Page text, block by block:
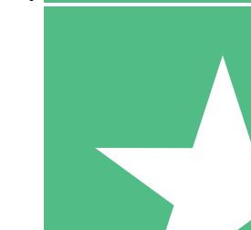
10 Nedladdningar
20 00